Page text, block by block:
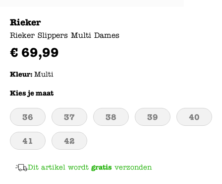
Rieker
Rieker Slippers Multi Dames
€ 69,99
Kleur: Multi
Kies je maat
36 37 38 39 40
41 42
Dit artikel wordt gratis verzonden